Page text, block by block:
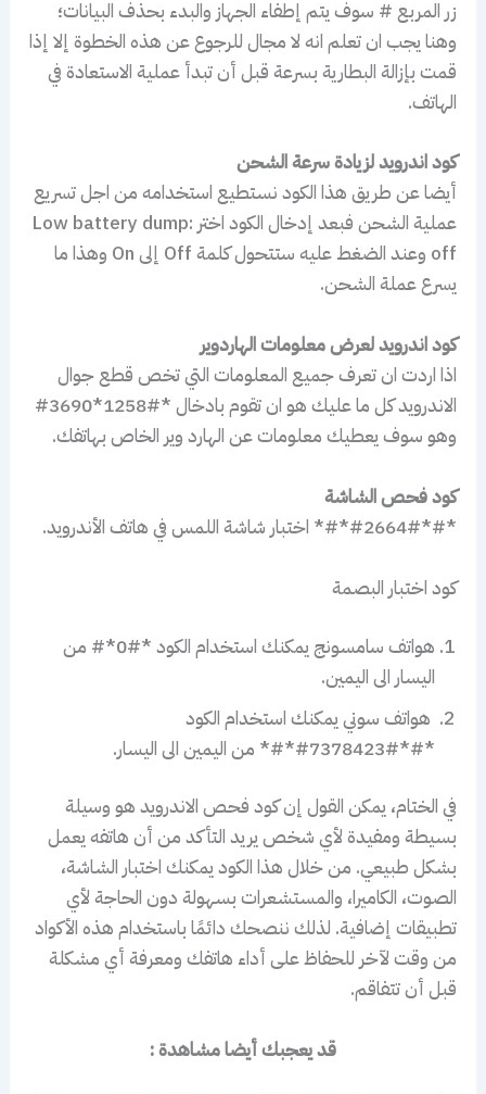
زر المربع # سوف يتم إطفاء الجهاز والبدء بحذف البيانات؛
وهنا يجب ان تعلم انه لا مجال للرجوع عن هذه الخطوة إلا إذا
قمت بإزالة البطارية بسرعة قبل أن تبدأ عملية الاستعادة في
الهاتف.
كود اندرويد لزيادة سرعة الشحن
أيضا عن طريق هذا الكود نستطيع استخدامه من اجل تسريع
عملية الشحن فبعد إدخال الكود اختر Low battery dump:
off وعند الضغط عليه ستتحول كلمة Off إلى On وهذا ما
يسرع عملة الشحن.
كود اندرويد لعرض معلومات الهاردوير
اذا اردت ان تعرف جميع المعلومات التي تخص قطع جوال
الاندرويد كل ما عليك هو ان تقوم بادخال *#1258*3690#
وهو سوف يعطيك معلومات عن الهارد وير الخاص بهاتفك.
كود فحص الشاشة
*#*#2664#*#* اختبار شاشة اللمس في هاتف الأندرويد.
كود اختبار البصمة
هواتف سامسونج يمكنك استخدام الكود *#0*# من
اليسار الى اليمين.
هواتف سوني يمكنك استخدام الكود
*#*#7378423#*#* من اليمين الى اليسار.
في الختام، يمكن القول إن كود فحص الاندرويد هو وسيلة
بسيطة ومفيدة لأي شخص يريد التأكد من أن هاتفه يعمل
بشكل طبيعي. من خلال هذا الكود يمكنك اختبار الشاشة،
الصوت، الكاميرا، والمستشعرات بسهولة دون الحاجة لأي
تطبيقات إضافية. لذلك ننصحك دائمًا باستخدام هذه الأكواد
من وقت لآخر للحفاظ على أداء هاتفك ومعرفة أي مشكلة
قبل أن تتفاقم.
قد يعجبك أيضا مشاهدة :